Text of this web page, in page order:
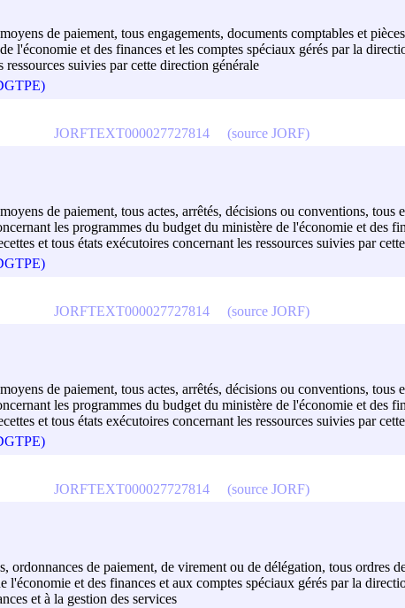
de paiement, tous engagements, documents comptables et
l'économie et des finances et les comptes spéciaux gérés par la
suivies par cette direction générale
de paiement, tous actes, arrêtés, décisions ou conventions, tous
les programmes du budget du ministère de l'économie et des
et tous états exécutoires concernant les ressources suivies par
JORFTEXT000027727814 (source JORF)
de paiement, tous actes, arrêtés, décisions ou conventions, tous
les programmes du budget du ministère de l'économie et des
et tous états exécutoires concernant les ressources suivies par
JORFTEXT000027727814 (source JORF)
de paiement, de virement ou de délégation, tous ordres
et des finances et aux comptes spéciaux gérés par la
et à la gestion des services
JORFTEXT000027727814 (source JORF)